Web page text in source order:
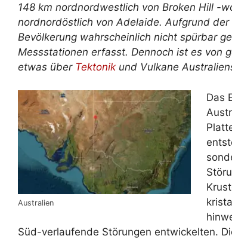
148 km nordnordwestlich von Broken Hill -
nordnordöstlich von Adelaide. Aufgrund
Bevölkerung wahrscheinlich nicht spürbar
Messstationen erfasst. Dennoch ist es von
etwas über Tektonik und Vulkane
Australien
Das
Süd-verlaufende Störungen entwickelten.